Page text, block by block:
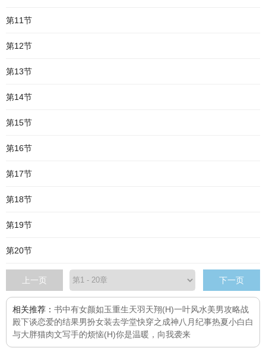
第11节
第12节
第13节
第14节
第15节
第16节
第17节
第18节
第19节
第20节
上一页 下一页
相关推荐： 书中有女颜如玉重生天羽天翔(H)一叶风水美男攻略战
殿下谈恋爱的结果男扮女装去学堂快穿之成神八月纪事热夏小白白
与大胖猫肉文写手的烦恼(H)你是温暖，向我袭来